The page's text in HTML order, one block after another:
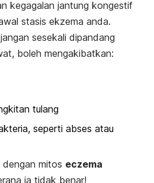
kegagalan jantung kongestif
stasis ekzema anda.
sesekali dipandang
boleh mengakibatkan:
tulang
seperti abses atau
dengan mitos eczema
ia tidak benar!